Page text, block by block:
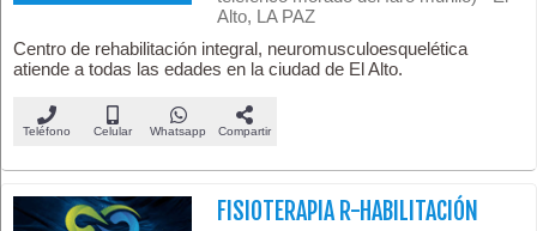
Alto, LA PAZ
Centro de rehabilitación integral, neuromusculoesquelética
atiende a todas las edades en la ciudad de El Alto.
Teléfono Celular Whatsapp Compartir
FISIOTERAPIA R-HABILITACIÓN